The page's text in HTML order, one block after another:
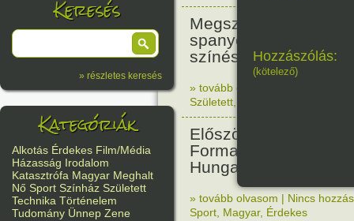
Keresés
» részletes keresés
Kategóriák
Alkotás Érdekes Film/Média
Házasság Irodalom
Katasztrófa Magyar Meghalt
Nő Sport Színház Született
Technika Történelem
Tudomány Ünnep Zene
Megszületett Antonio
spanyol származású
színész.
» tovább olvasom
Született
Először rendeztek
Forma 1-es futamot a
Hungaroringen.
» tovább olvasom | Nincs
Sport Magyar, Érdekes
Hozzászólás:
(kötelező)